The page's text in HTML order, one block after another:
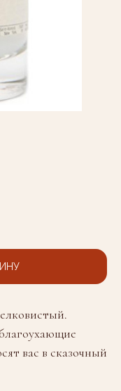
вас в сказочный